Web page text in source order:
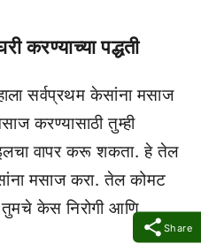
Share
करण्याच्या पद्धती
सर्वप्रथम केसांना मसाज
करण्यासाठी तुम्ही
वापर करू शकता. हे तेल
मसाज करा. तेल कोमट
केस निरोगी आणि